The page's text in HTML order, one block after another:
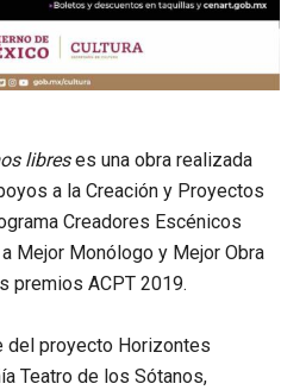
libreses una obra realizada
a la Creación y Proyectos
Creadores Escénicos
Mejor Monólogo y Mejor Obra
premios ACPT 2019.
del proyecto Horizontes
Teatro de los Sótanos,